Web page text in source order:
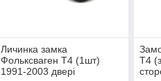
Личинка замка
Фольксваген Т4 (1шт)
1991-2003 двері
Т4